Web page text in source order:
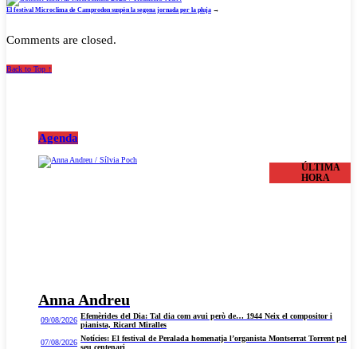
El festival Microclima de Camprodon suspèn la segona jornada per la pluja →
Comments are closed.
Back to Top ↑
Agenda
Anna Andreu
ÚLTIMA
HORA
09/08/2026 Efemèrides del Dia: Tal dia com avui però de… 1944 Neix el compositor i
pianista, Ricard Miralles
07/08/2026 Notícies: El festival de Peralada homenatja l’organista Montserrat Torrent pel
seu centenari